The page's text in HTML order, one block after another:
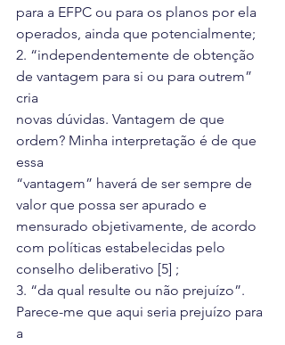
para a EFPC ou para os planos por ela
operados, ainda que potencialmente;
2. “independentemente de obtenção
de vantagem para si ou para outrem”
cria
novas dúvidas. Vantagem de que
ordem? Minha interpretação é de que
essa
“vantagem” haverá de ser sempre de
valor que possa ser apurado e
mensurado objetivamente, de acordo
com políticas estabelecidas pelo
conselho deliberativo [5] ;
3. “da qual resulte ou não prejuízo”.
Parece-me que aqui seria prejuízo para
a